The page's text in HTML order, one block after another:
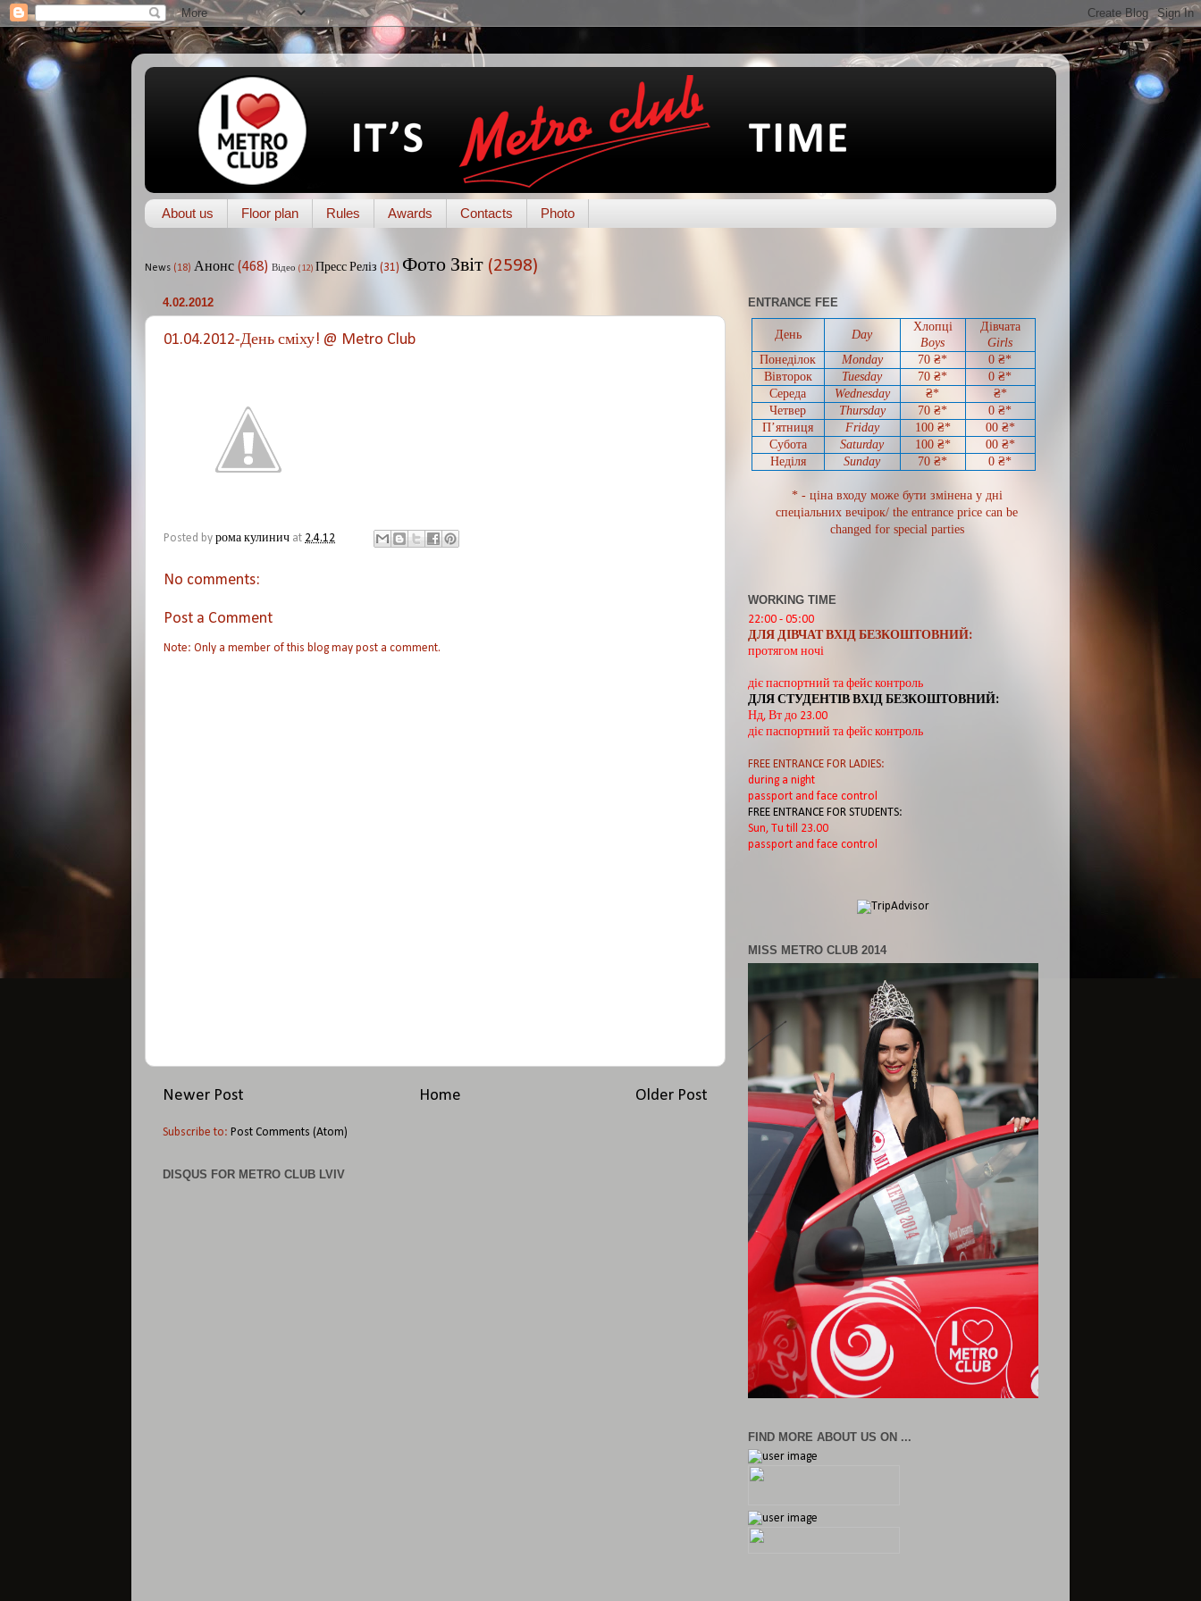
About us Floor plan Rules Awards Contacts Photo
News (18) Анонс (468) Відео (12) Пресс Реліз (31) Фото Звіт (2598)
4.02.2012
01.04.2012-День сміху! @ Metro Club
Posted by рома кулинич at 2.4.12
No comments:
Post a Comment
Note: Only a member of this blog may post a comment.
Newer Post Older Post
Home
Subscribe to: Post Comments (Atom)
DISQUS FOR METRO CLUB LVIV
ENTRANCE FEE
День Day
Хлопці
Boys
Дівчата
Girls
Понеділок
Monday 70 ₴* 0 ₴*
Вівторок
Tuesday 70 ₴* 0 ₴*
Середа
Wednesday ₴*
₴*
Четвер
Thursday 70 ₴* 0 ₴*
П’ятниця
Friday 100 ₴* 00₴*
Субота
Saturday 100 ₴* 00₴*
Неділя
Sunday 70 ₴* 0 ₴*
* - ціна входу може бути змінена у дні
спеціальних вечірок/ the entrance price can be
changed for special parties
WORKING TIME
22:00 - 05:00
ДЛЯ ДІВЧАТ ВХІД БЕЗКОШТОВНИЙ:
протягом ночі
діє паспортний та фейс контроль
ДЛЯ СТУДЕНТІВ ВХІД БЕЗКОШТОВНИЙ:
Нд, Вт до 23.00
діє паспортний та фейс контроль
FREE ENTRANCE FOR LADIES:
during a night
passport and face control
FREE ENTRANCE FOR STUDENTS:
Sun, Tu till 23.00
passport and face control
MISS METRO CLUB 2014
FIND MORE ABOUT US ON ...